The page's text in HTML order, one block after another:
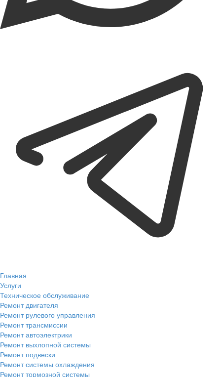
Главная
Услуги
Техническое обслуживание
Ремонт двигателя
Ремонт рулевого управления
Ремонт трансмиссии
Ремонт автоэлектрики
Ремонт выхлопной системы
Ремонт подвески
Ремонт системы охлаждения
Ремонт тормозной системы